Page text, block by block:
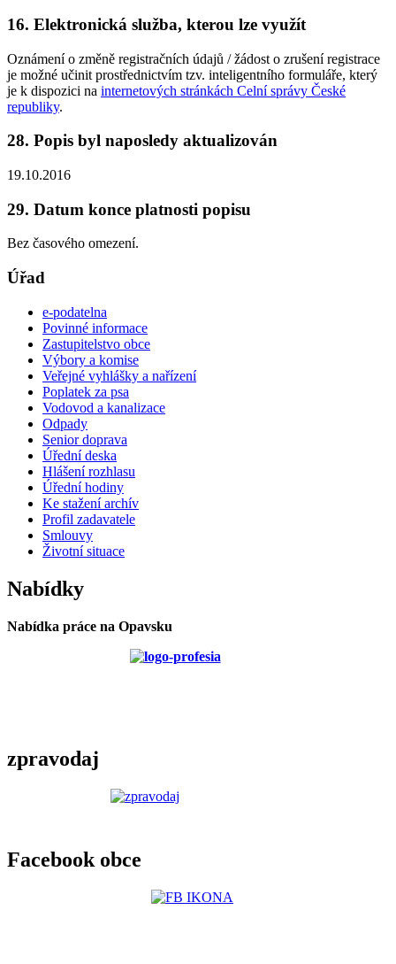
16. Elektronická služba, kterou lze využít
Oznámení o změně registračních údajů / žádost o zrušení registrace
je možné učinit prostřednictvím tzv. inteligentního formuláře, který
je k dispozici na internetových stránkách Celní správy České
republiky.
28. Popis byl naposledy aktualizován
19.10.2016
29. Datum konce platnosti popisu
Bez časového omezení.
Úřad
e-podatelna
Povinné informace
Zastupitelstvo obce
Výbory a komise
Veřejné vyhlášky a nařízení
Poplatek za psa
Vodovod a kanalizace
Odpady
Senior doprava
Úřední deska
Hlášení rozhlasu
Úřední hodiny
Ke stažení archív
Profil zadavatele
Smlouvy
Životní situace
Nabídky
Nabídka práce na Opavsku
zpravodaj
Facebook obce